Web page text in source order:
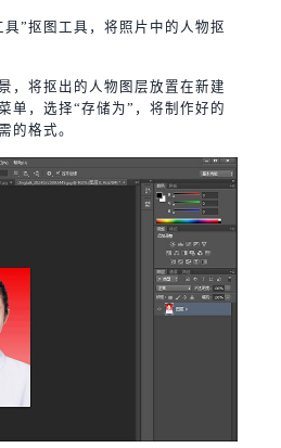
”抠图工具，将照片中的人物抠
，将抠出的人物图层放置在新建
单，选择“存储为”，将制作好的
的格式。